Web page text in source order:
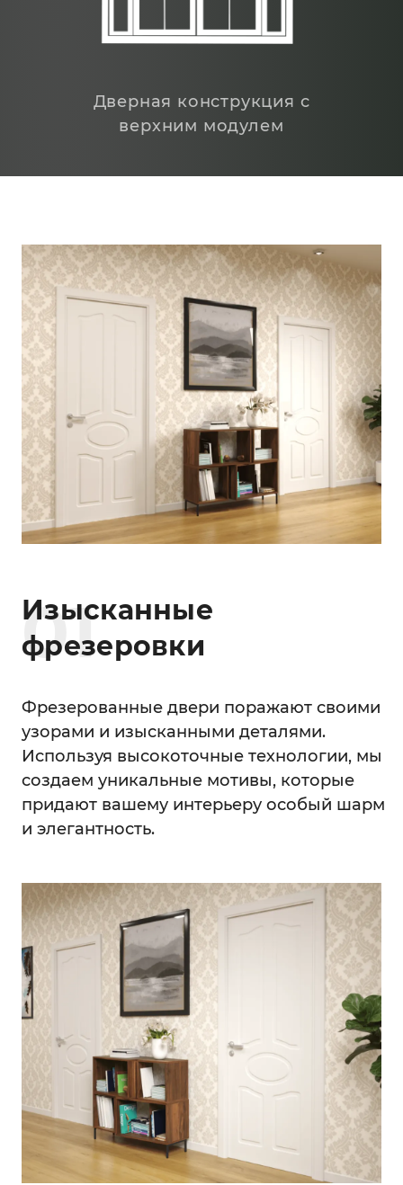
Дверная конструкция с
верхним модулем
Изысканные
фрезеровки
01
Фрезерованные двери поражают своими
узорами и изысканными деталями.
Используя высокоточные технологии, мы
создаем уникальные мотивы, которые
придают вашему интерьеру особый шарм
и элегантность.